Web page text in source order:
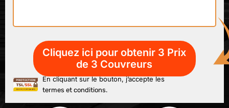
En cliquant sur le bouton, j’accepte les
termes et conditions.